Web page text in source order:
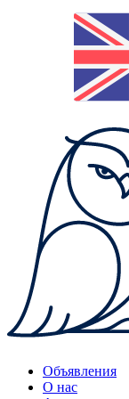
Объявления
О нас